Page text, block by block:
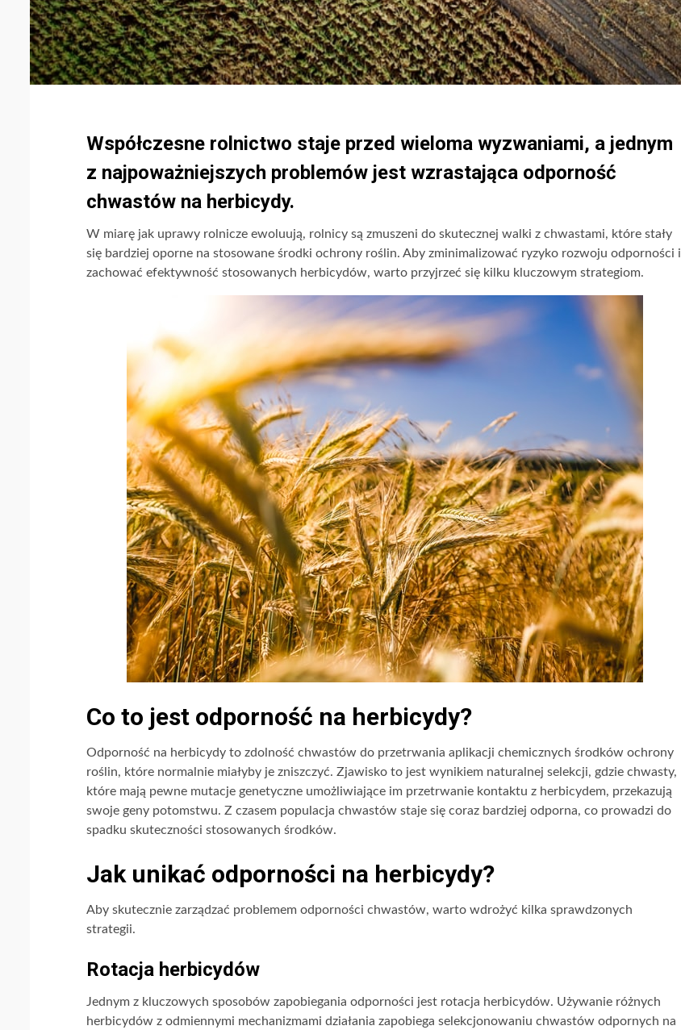
Współczesne rolnictwo staje przed wieloma wyzwaniami, a jednym
z najpoważniejszych problemów jest wzrastająca odporność
chwastów na herbicydy.
W miarę jak uprawy rolnicze ewoluują, rolnicy są zmuszeni do skutecznej walki z chwastami, które stały
się bardziej oporne na stosowane środki ochrony roślin. Aby zminimalizować ryzyko rozwoju odporności i
zachować efektywność stosowanych herbicydów, warto przyjrzeć się kilku kluczowym strategiom.
Co to jest odporność na herbicydy?
Odporność na herbicydy to zdolność chwastów do przetrwania aplikacji chemicznych środków ochrony
roślin, które normalnie miałyby je zniszczyć. Zjawisko to jest wynikiem naturalnej selekcji, gdzie chwasty,
które mają pewne mutacje genetyczne umożliwiające im przetrwanie kontaktu z herbicydem, przekazują
swoje geny potomstwu. Z czasem populacja chwastów staje się coraz bardziej odporna, co prowadzi do
spadku skuteczności stosowanych środków.
Jak unikać odporności na herbicydy?
Aby skutecznie zarządzać problemem odporności chwastów, warto wdrożyć kilka sprawdzonych
strategii.
Rotacja herbicydów
Jednym z kluczowych sposobów zapobiegania odporności jest rotacja herbicydów. Używanie różnych
herbicydów z odmiennymi mechanizmami działania zapobiega selekcjonowaniu chwastów odpornych na